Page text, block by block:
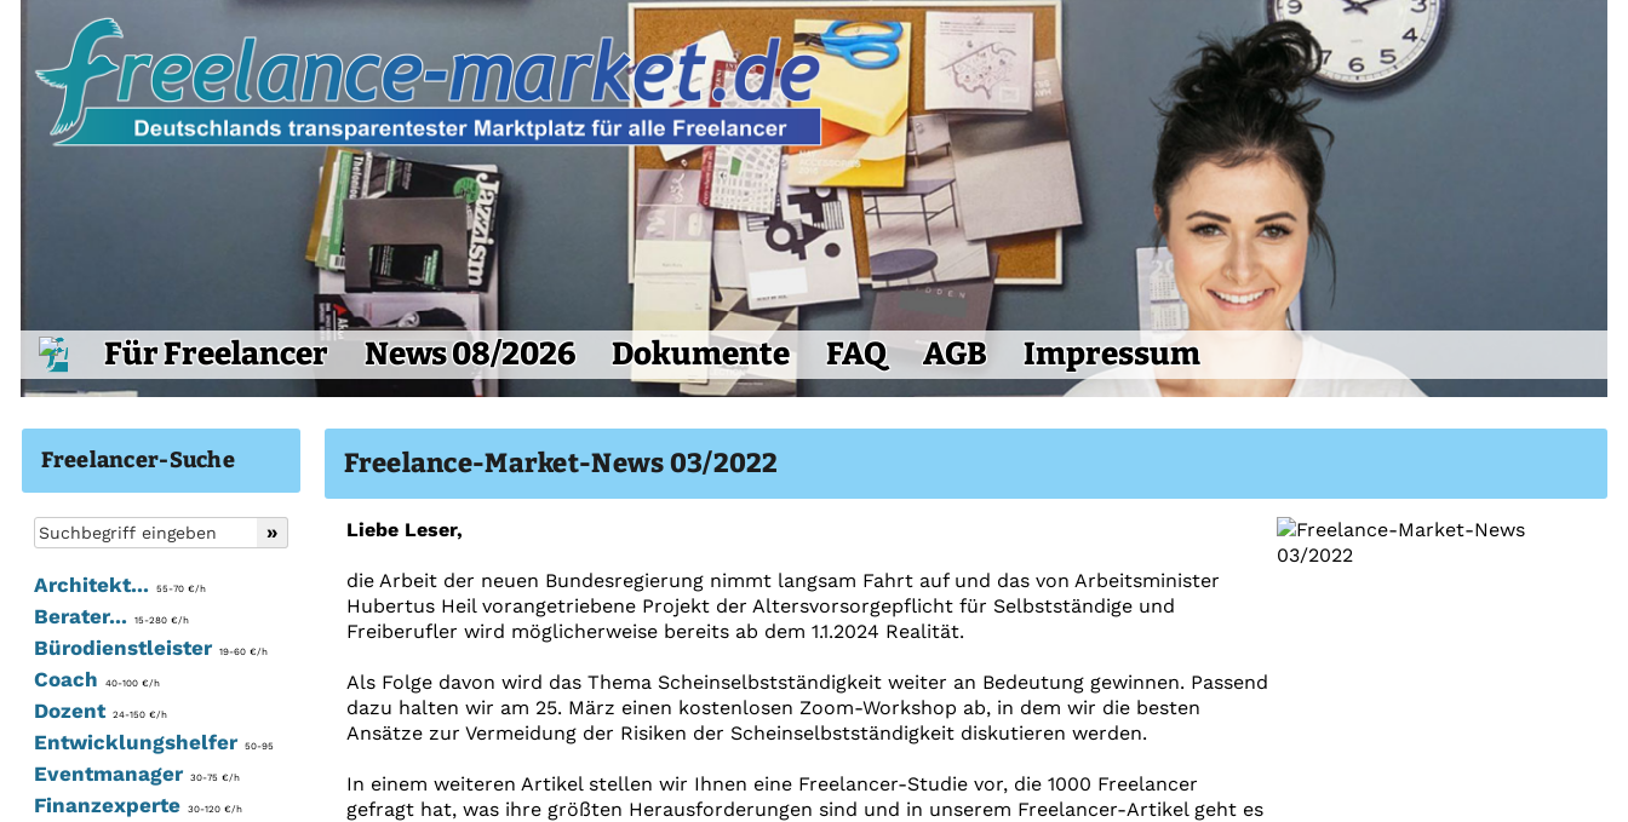
Für Freelancer News 08/2026 Dokumente FAQ AGB Impressum
Freelancer-Suche
Architekt...55-70 €/h
Berater...15-280 €/h
Bürodienstleister 19-60 €/h
Coach 40-100 €/h
Dozent24-150 €/h
Entwicklungshelfer 50-95
Eventmanager 30-75 €/h
Finanzexperte30-120 €/h
Freelance-Market-News 03/2022
Liebe Leser,
die Arbeit der neuen Bundesregierung nimmt langsam Fahrt auf und das von Arbeitsminister
Hubertus Heil vorangetriebene Projekt der Altersvorsorgepflicht für Selbstständige und
Freiberufler wird möglicherweise bereits ab dem 1.1.2024 Realität.
Als Folge davon wird das Thema Scheinselbstständigkeit weiter an Bedeutung gewinnen. Passend
dazu halten wir am 25. März einen kostenlosen Zoom-Workshop ab, in dem wir die besten
Ansätze zur Vermeidung der Risiken der Scheinselbstständigkeit diskutieren werden.
In einem weiteren Artikel stellen wir Ihnen eine Freelancer-Studie vor, die 1000 Freelancer
gefragt hat, was ihre größten Herausforderungen sind und in unserem Freelancer-Artikel geht es